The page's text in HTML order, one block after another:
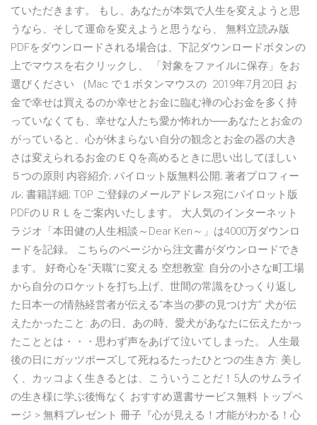
ていただきます。 もし、あなたが本気で人生を変えようと思
うなら、そして運命を変えようと思うなら、 無料立読み版
PDFをダウンロードされる場合は、下記ダウンロードボタンの
上でマウスを右クリックし、 「対象をファイルに保存」をお
選びください （Mac で１ボタンマウスの 2019年7月20日 お
金で幸せは買えるのか幸せとお金に臨む禅の心お金を多く持
っていなくても、幸せな人たち愛か怖れか──あなたとお金の
がっていると、心が休まらない自分の観念とお金の器の大き
さは変えられるお金のＥＱを高めるときに思い出してほしい
５つの原則 内容紹介; パイロット版無料公開; 著者プロフィー
ル; 書籍詳細; TOP ご登録のメールアドレス宛にパイロット版
PDFのＵＲＬをご案内いたします。 大人気のインターネット
ラジオ「本田健の人生相談～Dear Ken～」は4000万ダウンロ
ードを記録。 こちらのページから注文書がダウンロードでき
ます。 好奇心を“天職”に変える 空想教室: 自分の小さな町工場
から自分のロケットを打ち上げ、世間の常識をひっくり返し
た日本一の情熱経営者が伝える“本当の夢の見つけ方” 犬が伝
えたかったこと: あの日、あの時、愛犬があなたに伝えたかっ
たこととは・・・思わず声をあげて泣いてしまった。 人生最
後の日にガッツポーズして死ねるたったひとつの生き方: 美し
く、カッコよく生きるとは、こういうことだ！5人のサムライ
の生き様に学ぶ後悔なく おすすめ選書サービス無料 トップペ
ージ > 無料プレゼント 冊子『心が見える！才能がわかる！心